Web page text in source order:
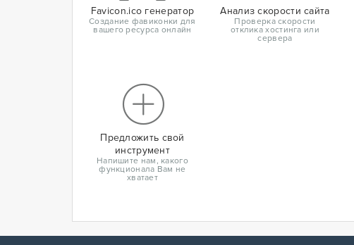
Favicon.ico генератор
Создание фавиконки для
вашего ресурса онлайн
Анализ скорости сайта
Проверка скорости
отклика хостинга или
сервера
Предложить свой
инструмент
Напишите нам, какого
функционала Вам не
хватает